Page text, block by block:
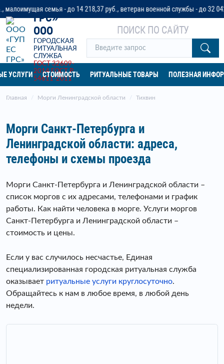
семья - до 14 218,37 руб., ветеран военной службы - до 32 042 руб.
«ГУП ЕС
ГРС»
ООО
ГОРОДСКАЯ
РИТУАЛЬНАЯ
СЛУЖБА
ГОСТ 32609-
2014 ГОСТ Р
54611-2011
ПОИСК ПО САЙТУ
УСЛУГИ СТОИМОСТЬ РИТУАЛЬНЫЕ ТОВАРЫ ПОЛЕЗНАЯ
Главная Морги Ленинградской области Тихвин
Морги Санкт-Петербурга и
Ленинградской области: адреса,
телефоны и схемы проезда
Морги Санкт-Петербурга и Ленинградской области –
список моргов с их адресами, телефонами и график
работы. Как найти человека в морге. Услуги моргов
Санкт-Петербурга и Ленинградской области –
стоимость и цены.
Если у вас случилось несчастье, Единая
специализированная городская ритуальная служба
оказывает ритуальные услуги круглосуточно.
Обращайтесь к нам в любое время, в любой день
недели.